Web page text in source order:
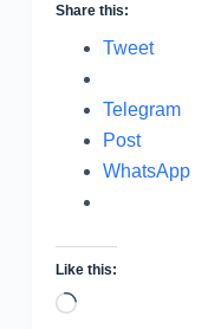
Share this:
Tweet
Telegram
Post
WhatsApp
Like this:
Loading…